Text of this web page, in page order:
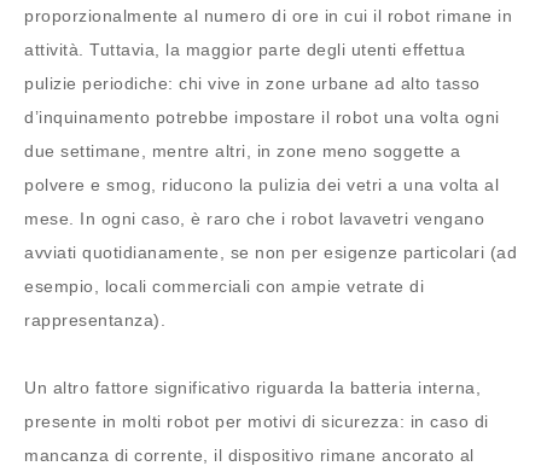
proporzionalmente al numero di ore in cui il robot rimane in
attività. Tuttavia, la maggior parte degli utenti effettua
pulizie periodiche: chi vive in zone urbane ad alto tasso
d’inquinamento potrebbe impostare il robot una volta ogni
due settimane, mentre altri, in zone meno soggette a
polvere e smog, riducono la pulizia dei vetri a una volta al
mese. In ogni caso, è raro che i robot lavavetri vengano
avviati quotidianamente, se non per esigenze particolari (ad
esempio, locali commerciali con ampie vetrate di
rappresentanza).
Un altro fattore significativo riguarda la batteria interna,
presente in molti robot per motivi di sicurezza: in caso di
mancanza di corrente, il dispositivo rimane ancorato al